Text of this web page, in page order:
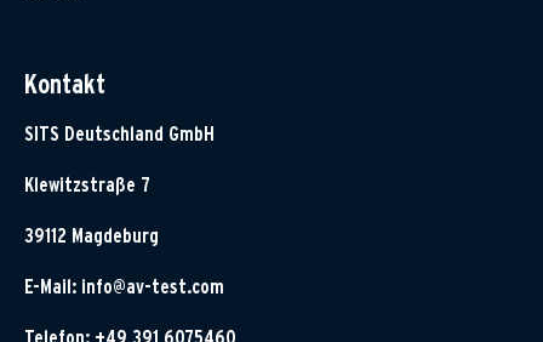
Kontakt
SITS Deutschland GmbH
Klewitzstraße 7
39112 Magdeburg
E-Mail: info@av-test.com